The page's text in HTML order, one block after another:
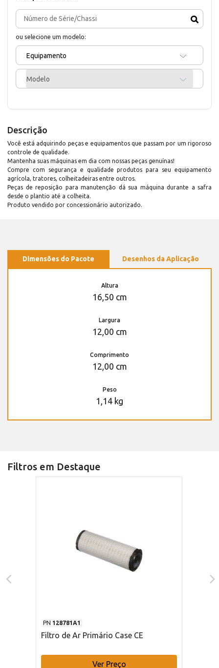
ou selecione um modelo:
Equipamento
Modelo
Descrição
Você está adquirindo peças e equipamentos que passam por um rigoroso
controle de qualidade.
Mantenha suas máquinas em dia com nossas peças genuínas!
Compre com segurança e qualidade produtos para seu equipamento
agrícola, tratores, colheitadeiras entre outros.
Peças de reposição para manutenção dá sua máquina durante a safra
desde o plantio até a colheita.
Produto vendido por concessionário autorizado.
Dimensões do Pacote Desenhos da Aplicação
Altura
16,50 cm
Largura
12,00 cm
Comprimento
12,00 cm
Peso
1,14 kg
Filtros em Destaque
PN 128781A1
Filtro de Ar Primário Case CE
Ver Preço